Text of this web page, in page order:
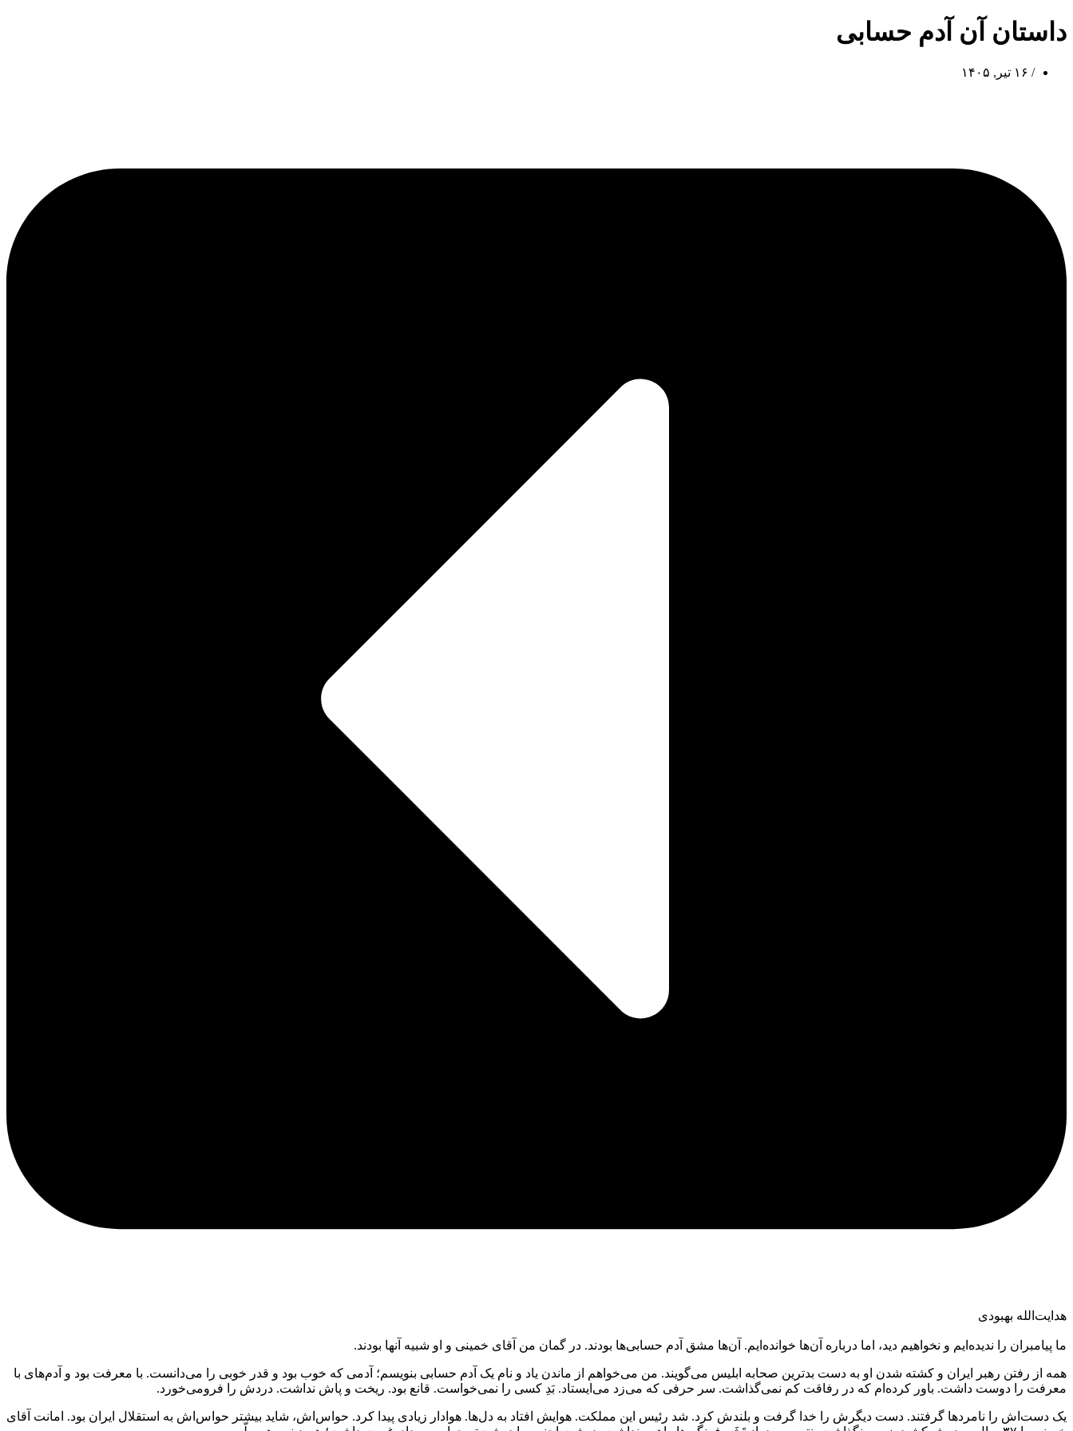
داستان آن آدم حسابی
/ ۱۶ تیر, ۱۴۰۵
هدایت‌الله بهبودی
ما پیامبران را ندیده‌ایم و نخواهیم دید، اما درباره آن‌ها خوانده‌ایم. آن‌ها مشق آدم حسابی‌ها بودند. در گمان من آقای خمینی و او شبیه آنها بودند.
همه از رفتن رهبر ایران و کشته شدن او به دست بدترین صحابه ابلیس می‌گویند. من می‌خواهم از ماندن یاد و نام یک آدم حسابی بنویسم؛ آدمی که خوب بود و قدر خوبی را می‌دانست. با معرفت بود و آدم‌های با
معرفت را دوست داشت. باور کرده‌ام که در رفاقت کم نمی‌گذاشت. سر حرفی که می‌زد می‌ایستاد. بَدِ کسی را نمی‌خواست. قانع بود. ریخت و پاش نداشت. دردش را فرومی‌خورد.
یک دست‌اش را نامردها گرفتند. دست دیگرش را خدا گرفت و بلندش کرد. شد رئیس این مملکت. هوایش افتاد به دل‌ها. هوادار زیادی پیدا کرد. حواس‌اش، شاید بیشتر حواس‌اش به استقلال ایران بود. امانت آقای